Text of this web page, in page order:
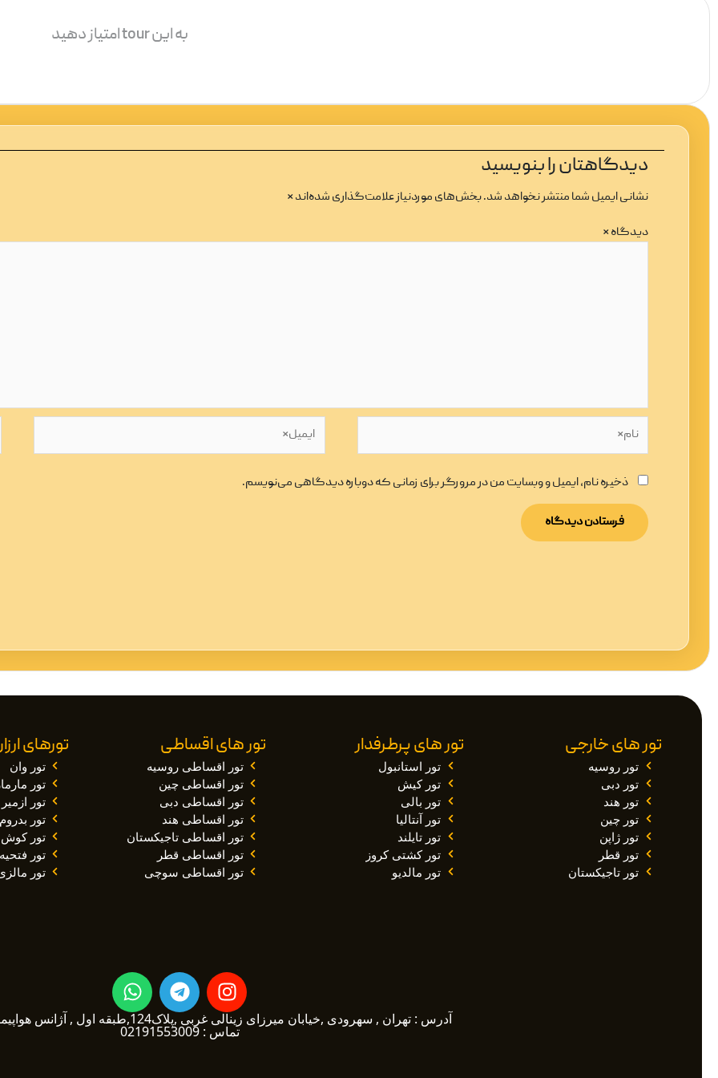
به این tour امتیاز دهید
دیدگاهتان را بنویسید
نشانی ایمیل شما منتشر نخواهد شد.بخش‌های موردنیاز علامت‌گذاری شده‌اند*
دیدگاه*
ذخیره نام، ایمیل و وبسایت من در مرورگر برای زمانی که دوباره دیدگاهی می‌نویسم.
تور های خارجی
تور روسیه
تور دبی
تور هند
تور چین
تور ژاپن
تور قطر
تور تاجیکستان
تور های پرطرفدار
تور استانبول
تور کیش
تور بالی
تور آنتالیا
تور تایلند
تور کشتی کروز
تور مالدیو
تور های اقساطی
تور اقساطی روسیه
تور اقساطی چین
تور اقساطی دبی
تور اقساطی هند
تور اقساطی تاجیکستان
تور اقساطی قطر
تور اقساطی سوچی
تورهای
تور وان
تور
تور ازمیر
تور
تور
تور
تور
I
n
s
t
T
e
l
e
W
h
a
t
آدرس : تهران , سهرودی ,خیابان میرزای زینالی غربی ,پلاک124,طبقه اول , آژانس هواپیمایی توربین تراول1
تماس : 02191553009